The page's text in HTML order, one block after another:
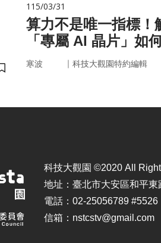
儲存書籤
115/03/31
算力不是唯一指標！
「專屬 AI 晶片」如
率驅動未來
寒波 ｜ 科技大觀園特約編輯
科技大觀園 ©2020 All
地址：臺北市大安區和平
電話：02-25056789 #5526
信箱：nstcstv@gmail.com